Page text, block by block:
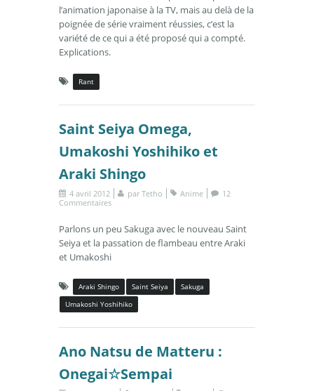
l’animation japonaise à la TV, mais au delà de la
poignée de série vraiment réussies, c’est la
variété de ce qui a été proposé qui a compté.
Explications.
Rant
Saint Seiya Omega,
Umakoshi Yoshihiko et
Araki Shingo
4 avril 2012 par Tetho Anime
12
Commentaires
Parlons un peu Sakuga avec le nouveau Saint
Seiya et la passation de flambeau entre Araki
et Umakoshi
Araki Shingo Saint Seiya
Sakuga
Umakoshi Yoshihiko
Ano Natsu de Matteru :
Onegai☆Sempai